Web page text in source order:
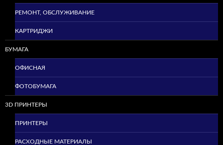
РЕМОНТ, ОБСЛУЖИВАНИЕ
КАРТРИДЖИ
БУМАГА
ОФИСНАЯ
ФОТОБУМАГА
3D ПРИНТЕРЫ
ПРИНТЕРЫ
РАСХОДНЫЕ МАТЕРИАЛЫ